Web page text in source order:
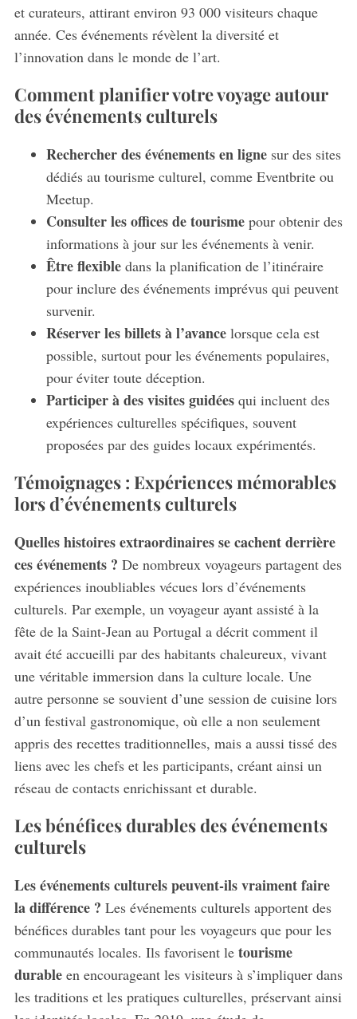
et curateurs, attirant environ 93 000 visiteurs chaque
année. Ces événements révèlent la diversité et
l’innovation dans le monde de l’art.
Comment planifier votre voyage autour
des événements culturels
Rechercher des événements en lignesur des sites
dédiés au tourisme culturel, comme Eventbrite ou
Meetup.
Consulter les offices de tourismepour obtenir des
informations à jour sur les événements à venir.
Être flexibledans la planification de l’itinéraire
pour inclure des événements imprévus qui peuvent
survenir.
Réserver les billets à l’avancelorsque cela est
possible, surtout pour les événements populaires,
pour éviter toute déception.
Participer à des visites guidéesqui incluent des
expériences culturelles spécifiques, souvent
proposées par des guides locaux expérimentés.
Témoignages : Expériences mémorables
lors d’événements culturels
Quelles histoires extraordinaires se cachent derrière
ces événements ? De nombreux voyageurs partagent des
expériences inoubliables vécues lors d’événements
culturels. Par exemple, un voyageur ayant assisté à la
fête de la Saint-Jean au Portugal a décrit comment il
avait été accueilli par des habitants chaleureux, vivant
une véritable immersion dans la culture locale. Une
autre personne se souvient d’une session de cuisine lors
d’un festival gastronomique, où elle a non seulement
appris des recettes traditionnelles, mais a aussi tissé des
liens avec les chefs et les participants, créant ainsi un
réseau de contacts enrichissant et durable.
Les bénéfices durables des événements
culturels
Les événements culturels peuvent-ils vraiment faire
la différence ? Les événements culturels apportent des
bénéfices durables tant pour les voyageurs que pour les
communautés locales. Ils favorisent le tourisme
durableen encourageant les visiteurs à s’impliquer dans
les traditions et les pratiques culturelles, préservant ainsi